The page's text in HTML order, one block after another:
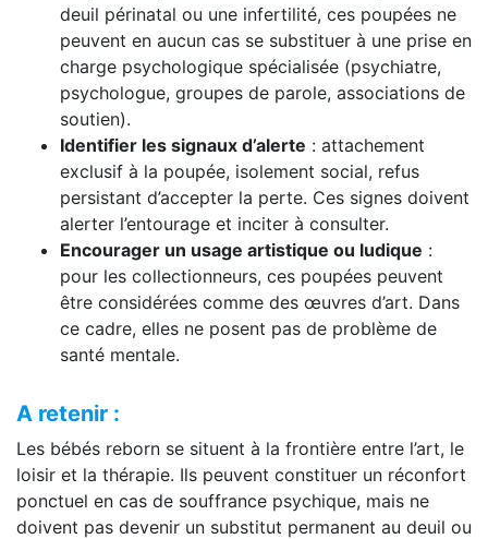
deuil périnatal ou une infertilité, ces poupées ne
peuvent en aucun cas se substituer à une prise en
charge psychologique spécialisée (psychiatre,
psychologue, groupes de parole, associations de
soutien).
Identifier les signaux d’alerte : attachement
exclusif à la poupée, isolement social, refus
persistant d’accepter la perte. Ces signes doivent
alerter l’entourage et inciter à consulter.
Encourager un usage artistique ou ludique :
pour les collectionneurs, ces poupées peuvent
être considérées comme des œuvres d’art. Dans
ce cadre, elles ne posent pas de problème de
santé mentale.
A retenir :
Les bébés reborn se situent à la frontière entre l’art, le
loisir et la thérapie. Ils peuvent constituer un réconfort
ponctuel en cas de souffrance psychique, mais ne
doivent pas devenir un substitut permanent au deuil ou